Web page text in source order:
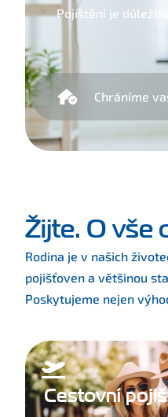
Pojištění je
Chráníme
Žijte. O vše
Rodina je v našich
pojišťoven a většinou
Poskytujeme nejen
Cestovní